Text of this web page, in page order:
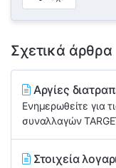
Σχετικά άρθρα
Αργίες
Ενημερωθείτε για
συναλλαγών
Στοιχεία